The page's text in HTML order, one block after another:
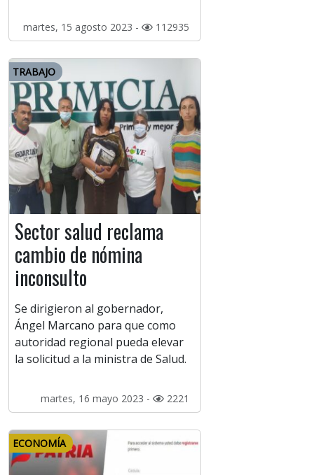
martes, 15 agosto 2023 - 112935
TRABAJO
Sector salud reclama
cambio de nómina
inconsulto
Se dirigieron al gobernador,
Ángel Marcano para que como
autoridad regional pueda elevar
la solicitud a la ministra de Salud.
martes, 16 mayo 2023 - 2221
ECONOMÍA